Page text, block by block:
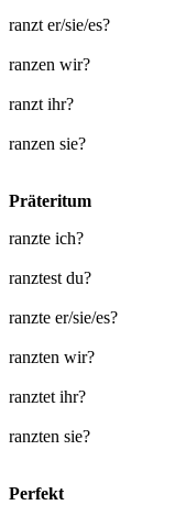
ranzt er/sie/es?
ranzen wir?
ranzt ihr?
ranzen sie?
Präteritum
ranzte ich?
ranztest du?
ranzte er/sie/es?
ranzten wir?
ranztet ihr?
ranzten sie?
Perfekt